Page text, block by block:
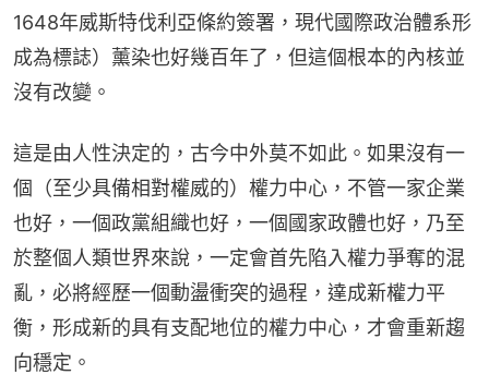
1648年威斯特伐利亞條約簽署，現代國際政治體系形
成為標誌）薰染也好幾百年了，但這個根本的內核並
沒有改變。
這是由人性決定的，古今中外莫不如此。如果沒有一
個（至少具備相對權威的）權力中心，不管一家企業
也好，一個政黨組織也好，一個國家政體也好，乃至
於整個人類世界來說，一定會首先陷入權力爭奪的混
亂，必將經歷一個動盪衝突的過程，達成新權力平
衡，形成新的具有支配地位的權力中心，才會重新趨
向穩定。